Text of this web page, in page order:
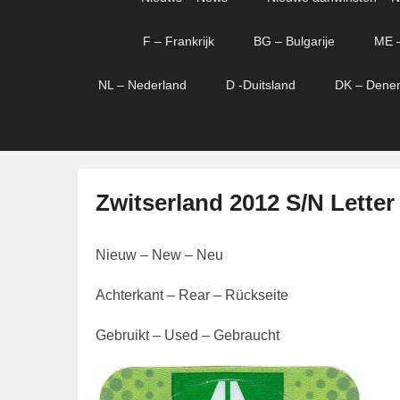
F – Frankrijk BG – Bulgarije ME
NL – Nederland D -Duitsland DK –
Zwitserland 2012 S/N Letter
e
l
a
s
Nieuw – New – Neu
Achterkant – Rear – Rückseite
Gebruikt – Used – Gebraucht